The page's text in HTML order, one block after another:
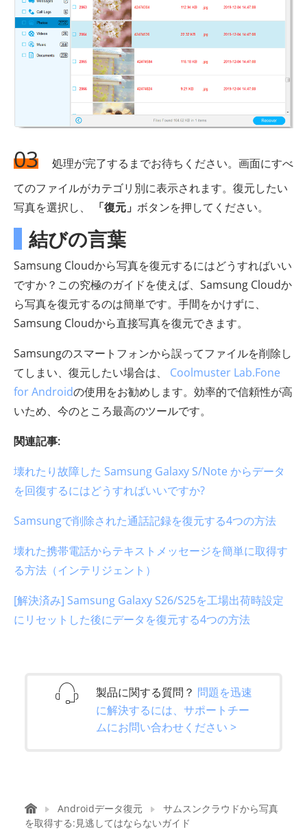
03
処理が完了するまでお待ちください。画面にすべ
てのファイルがカテゴリ別に表示されます。復元したい
写真を選択し、
「復元」 ボタンを押してください。
結びの言葉
Samsung Cloudから写真を復元するにはどうすればいい
ですか？この究極のガイドを使えば、Samsung Cloudか
ら写真を復元するのは簡単です。手間をかけずに、
Samsung Cloudから直接写真を復元できます。
Samsungのスマートフォンから誤ってファイルを削除し
てしまい、復元したい場合は、 Coolmuster Lab.Fone
for Androidの使用をお勧めします。効率的で信頼性が高
いため、今のところ最高のツールです。
関連記事:
壊れたり故障した Samsung Galaxy S/Note からデータ
を回復するにはどうすればいいですか?
Samsungで削除された通話記録を復元する4つの方法
壊れた携帯電話からテキストメッセージを簡単に取得す
る方法（インテリジェント）
[解決済み] Samsung Galaxy S26/S25を工場出荷時設定
にリセットした後にデータを復元する4つの方法
製品に関する質問？ 問題を迅速
に解決するには、サポートチー
ムにお問い合わせください >
Androidデータ復元
サムスンクラウドから写真
を取得する:見逃してはならないガイド